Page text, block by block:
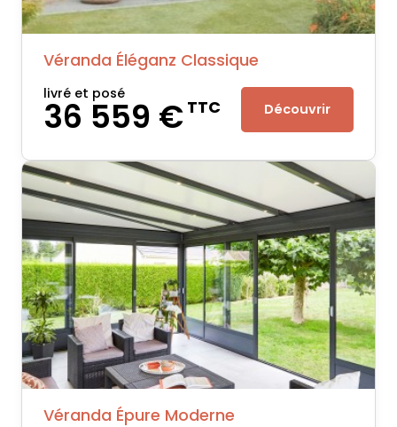
Véranda Éléganz Classique
livré et posé
36 559 €TTC Découvrir
Véranda Épure Moderne